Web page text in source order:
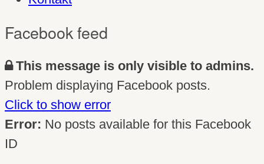
Facebook feed
This message is only visible to admins.
Problem displaying Facebook posts.
Click to show error
Error: No posts available for this Facebook
ID